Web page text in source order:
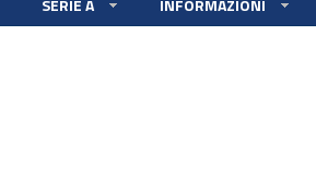
SERIE A INFORMAZIONI